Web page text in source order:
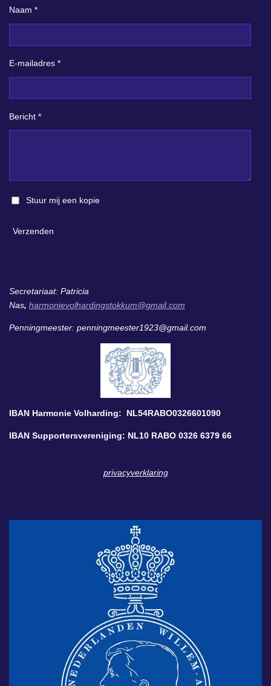
Naam *
E-mailadres *
Bericht *
Stuur mij een kopie
Verzenden
Secretariaat: Patricia
Nas, harmonievolhardingstokkum@gmail.com
Penningmeester: penningmeester1923@gmail.com
IBAN Harmonie Volharding: NL54RABO0326601090
IBAN Supportersvereniging: NL10 RABO 0326 6379 66
privacyverklaring